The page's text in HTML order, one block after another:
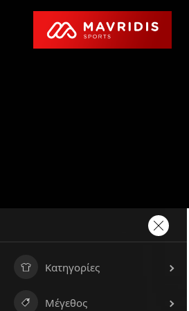
Κατηγορίες
Μέγεθος